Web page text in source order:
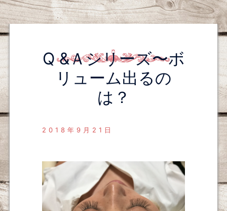
Q &Ａシリーズ〜ボ
リューム出るの
は？
2018年9月21日